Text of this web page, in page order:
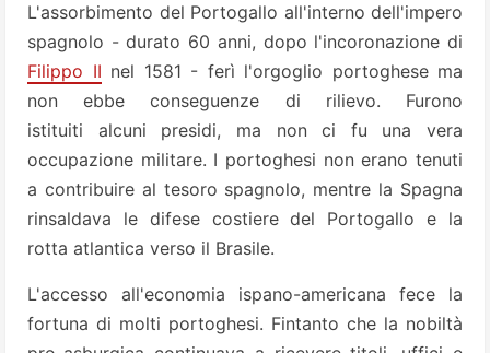
L'assorbimento del Portogallo all'interno dell'impero
spagnolo - durato 60 anni, dopo l'incoronazione di
Filippo II nel 1581 - ferì l'orgoglio portoghese ma
non ebbe conseguenze di rilievo. Furono
istituiti alcuni presidi, ma non ci fu una vera
occupazione militare. I portoghesi non erano tenuti
a contribuire al tesoro spagnolo, mentre la Spagna
rinsaldava le difese costiere del Portogallo e la
rotta atlantica verso il Brasile.
L'accesso all'economia ispano-americana fece la
fortuna di molti portoghesi. Fintanto che la nobiltà